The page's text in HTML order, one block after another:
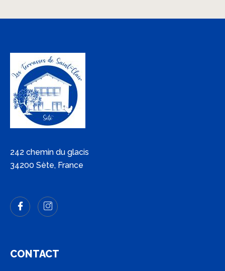
242 chemin du glacis
34200 Sète, France
CONTACT